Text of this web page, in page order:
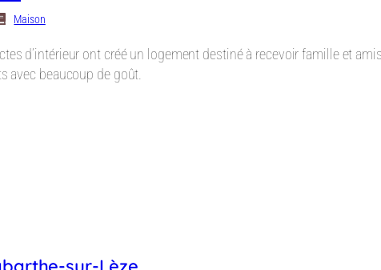
Maison
d’intérieur ont créé un logement destiné à recevoir famille et
avec beaucoup de goût.